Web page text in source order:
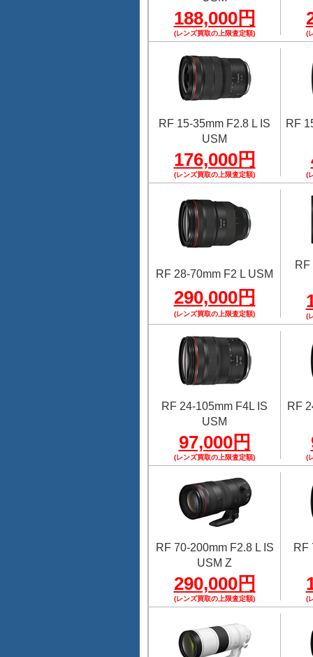
188,000円
(レンズ買取の上限査定額) (
RF 15-35mm F2.8 L IS
USM
176,000円
(レンズ買取の上限査定額)
RF
(
RF 28-70mm F2 L USM
290,000円
(レンズ買取の上限査定額)
RF
(
RF 24-105mm F4L IS
USM
97,000円
(レンズ買取の上限査定額)
RF
(
RF 70-200mm F2.8 L IS
USM Z
290,000円
(レンズ買取の上限査定額)
RF
(